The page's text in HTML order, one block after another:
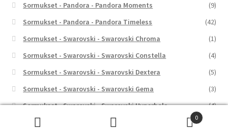
Sormukset - Pandora - Pandora Moments
(9)
Sormukset - Pandora - Pandora Timeless
(42)
Sormukset - Swarovski - Swarovski Chroma
(1)
Sormukset - Swarovski - Swarovski Constella
(4)
Sormukset - Swarovski - Swarovski Dextera
(5)
Sormukset - Swarovski - Swarovski Gema
(3)
Sormukset - Swarovski - Swarovski Hyperbola
(4)
0